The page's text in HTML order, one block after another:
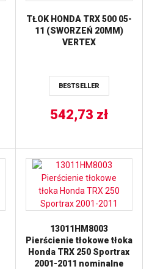
TŁOK HONDA TRX 500 05-
11 (SWORZEŃ 20MM)
VERTEX
BESTSELLER
542,73 zł
13011HM8003
Pierścienie tłokowe tłoka
Honda TRX 250 Sportrax
2001-2011 nominalne